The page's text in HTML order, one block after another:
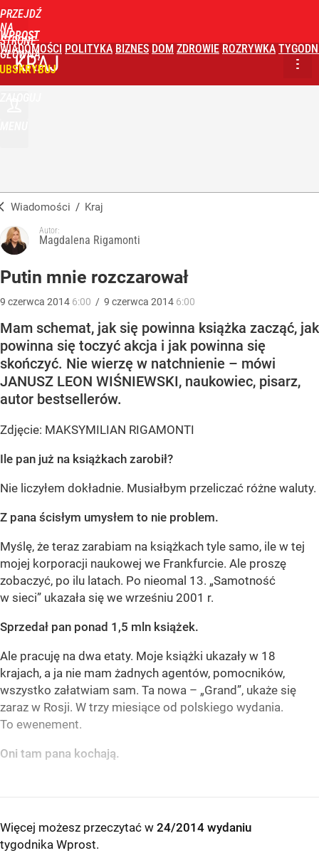
PRZEJDŹ
NA
STRONĘ
GŁÓWNĄ
WPROST
WIADOMOŚCI POLITYKA BIZNES DOM ZDROWIE ROZRYWKA
KRAJ
Wiadomości / Kraj
Autor:
Magdalena Rigamonti
Putin mnie rozczarował
9 czerwca 2014 6:00 / 9 czerwca 2014 6:00
Mam schemat, jak się powinna książka zacząć, jak
powinna się toczyć akcja i jak powinna się
skończyć. Nie wierzę w natchnienie – mówi
JANUSZ LEON WIŚNIEWSKI, naukowiec, pisarz,
autor bestsellerów.
Zdjęcie: MAKSYMILIAN RIGAMONTI
Ile pan już na książkach zarobił?
Nie liczyłem dokładnie. Musiałbym przeliczać różne waluty.
Z pana ścisłym umysłem to nie problem.
Myślę, że teraz zarabiam na książkach tyle samo, ile w tej
mojej korporacji naukowej we Frankfurcie. Ale proszę
zobaczyć, po ilu latach. Po nieomal 13. „Samotność
w sieci” ukazała się we wrześniu 2001 r.
Sprzedał pan ponad 1,5 mln książek.
Ale pracuję na dwa etaty. Moje książki ukazały w 18
krajach, a ja nie mam żadnych agentów, pomocników,
wszystko załatwiam sam. Ta nowa – „Grand”, ukaże się
zaraz w Rosji. W trzy miesiące od polskiego wydania.
To ewenement.
Oni tam pana kochają.
Więcej możesz przeczytać w 24/2014 wydaniu
tygodnika Wprost.